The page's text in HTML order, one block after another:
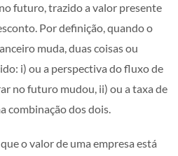
futuro, trazido a valor presente
Por definição, quando o
muda, duas coisas ou
i) ou a perspectiva do fluxo de
no futuro mudou, ii) ou a taxa de
combinação dos dois.
o valor de uma empresa está